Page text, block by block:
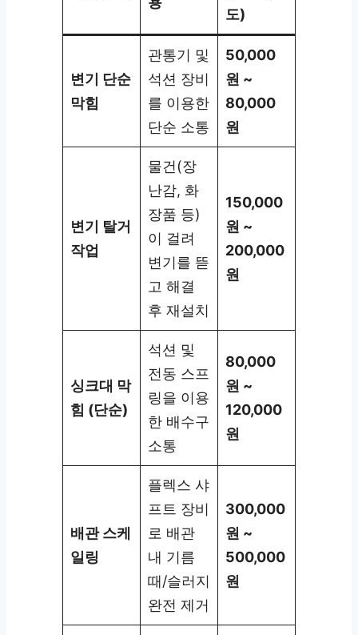
도)
변기 단순
막힘
관통기 및
석션 장비
를 이용한
단순 소통
50,000
원 ~
80,000
원
변기 탈거
작업
물건(장
난감, 화
장품 등)
이 걸려
변기를 뜯
고 해결
후 재설치
150,000
원 ~
200,000
원
싱크대 막
힘 (단순)
석션 및
전동 스프
링을 이용
한 배수구
소통
80,000
원 ~
120,000
원
배관 스케
일링
플렉스 샤
프트 장비
로 배관
내 기름
때/슬러지
완전 제거
300,000
원 ~
500,000
원